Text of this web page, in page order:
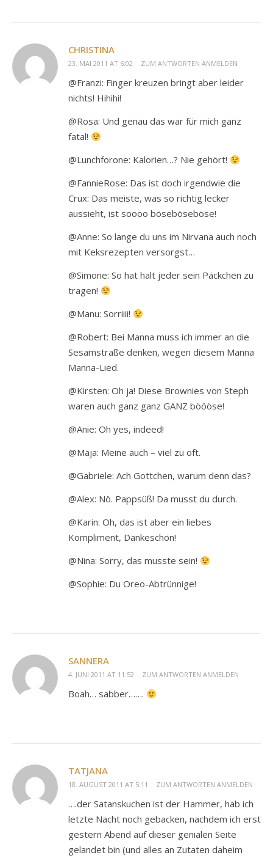
CHRISTINA
23. MAI 2011 AT 6:02 ZUM ANTWORTEN ANMELDEN
@Franzi: Finger kreuzen bringt aber leider
nichts! Hihihi!
@Rosa: Und genau das war für mich ganz
fatal!
@Lunchforone: Kalorien…? Nie gehört!
@FannieRose: Das ist doch irgendwie die
Crux: Das meiste, was so richtig lecker
aussieht, ist soooo böseböseböse!
@Anne: So lange du uns im Nirvana auch noch
mit Keksrezepten versorgst…
@Simone: So hat halt jeder sein Päckchen zu
tragen!
@Manu: Sorriiii!
@Robert: Bei Manna muss ich immer an die
Sesamstraße denken, wegen diesem Manna
Manna-Lied.
@Kirsten: Oh ja! Diese Brownies von Steph
waren auch ganz ganz GANZ böööse!
@Anie: Oh yes, indeed!
@Maja: Meine auch – viel zu oft.
@Gabriele: Ach Gottchen, warum denn das?
@Alex: Nö. Pappsüß! Da musst du durch.
@Karin: Oh, das ist aber ein liebes
Kompliment, Dankeschön!
@Nina: Sorry, das musste sein!
@Sophie: Du Oreo-Abtrünnige!
SANNERA
4. JUNI 2011 AT 11:52 ZUM ANTWORTEN ANMELDEN
Boah… sabber…….
TATJANA
18. AUGUST 2011 AT 5:11 ZUM ANTWORTEN ANMELDEN
….der Satanskuchen ist der Hammer, hab ich
letzte Nacht noch gebacken, nachdem ich erst
gestern Abend auf dieser genialen Seite
gelandet bin (und alles an Zutaten daheim